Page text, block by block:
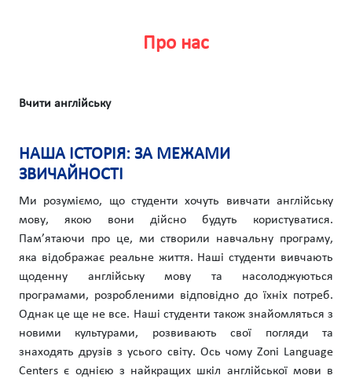
Про нас
Вчити англійську
НАША ІСТОРІЯ: ЗА МЕЖАМИ
ЗВИЧАЙНОСТІ
Ми розуміємо, що студенти хочуть вивчати англійську
мову, якою вони дійсно будуть користуватися.
Пам’ятаючи про це, ми створили навчальну програму,
яка відображає реальне життя. Наші студенти вивчають
щоденну англійську мову та насолоджуються
програмами, розробленими відповідно до їхніх потреб.
Однак це ще не все. Наші студенти також знайомляться з
новими культурами, розвивають свої погляди та
знаходять друзів з усього світу. Ось чому Zoni Language
Centers є однією з найкращих шкіл англійської мови в